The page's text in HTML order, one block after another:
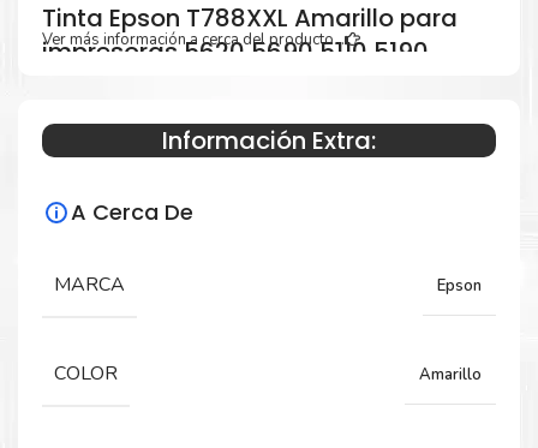
Tinta Epson T788XXL Amarillo para
impresoras 5620 5690 5110 5190
Especificaciones Técnicas
Para impresoras:
Pro 5620, 5690, 5110, 5190.
Ver más información a cerca del producto...
Información Extra:
A Cerca De
MARCA Epson
COLOR Amarillo